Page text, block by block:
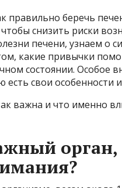
правильно беречь
снизить риски
печени, узнаем о
какие привычки
состоянии. Особое
свои особенности
важна и что именно
орган,